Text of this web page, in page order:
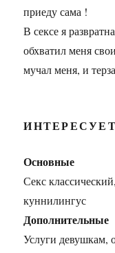
приеду сама !
В сексе я
обхватил меня
мучал меня, и
Основные
Секс
куннилингус
Дополнительные
Услуги девушкам,